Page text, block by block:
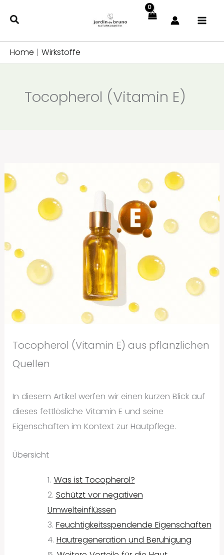
Inhalt
Home | Wirkstoffe
Tocopherol (Vitamin E)
Tocopherol (Vitamin E) aus pflanzlichen
Quellen
In diesem Artikel werfen wir einen kurzen Blick auf
dieses fettlösliche Vitamin E und seine
Eigenschaften im Kontext zur Hautpflege.
Übersicht
Was ist Tocopherol?
Schützt vor negativen
Umwelteinflüssen
Feuchtigkeitsspendende Eigenschaften
Hautregeneration und Beruhigung